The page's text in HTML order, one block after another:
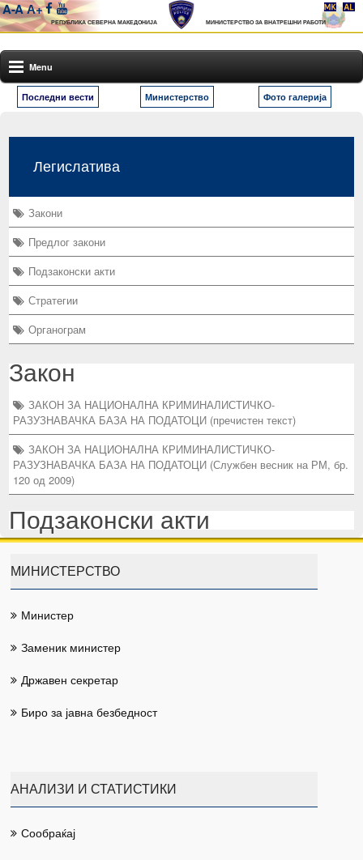
A-AА+
РЕПУБЛИКА СЕВЕРНА МАКЕДОНИЈА МИНИСТЕРСТВО ЗА ВНАТРЕШНИ РАБОТИ
Menu
Последни вести Министерство Фото галерија
Легислатива
Закони
Предлог закони
Подзаконски акти
Стратегии
Органограм
Закон
ЗАКОН ЗА НАЦИОНАЛНА КРИМИНАЛИСТИЧКО-
РАЗУЗНАВАЧКА БАЗА НА ПОДАТОЦИ (пречистен текст)
ЗАКОН ЗА НАЦИОНАЛНА КРИМИНАЛИСТИЧКО-
РАЗУЗНАВАЧКА БАЗА НА ПОДАТОЦИ (Службен весник на РМ, бр.
120 од 2009)
Подзаконски акти
МИНИСТЕРСТВО
Министер
Заменик министер
Државен секретар
Биро за јавна безбедност
АНАЛИЗИ И СТАТИСТИКИ
Сообраќај